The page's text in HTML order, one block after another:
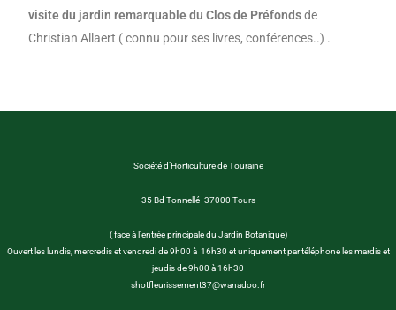
visite du jardin remarquable du Clos de Préfondsde
Christian Allaert ( connu pour ses livres, conférences..) .
Société d’Horticulture de Touraine
35 Bd Tonnellé -37000 Tours
( face à l’entrée principale du Jardin Botanique)
Ouvert les lundis, mercredis et vendredi de 9h00 à 16h30 et uniquement par téléphone les mardis et
jeudis de 9h00 à 16h30
shotfleurissement37@wanadoo.fr